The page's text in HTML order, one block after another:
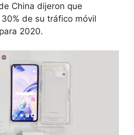
China dijeron que
de su tráfico móvil
2020.